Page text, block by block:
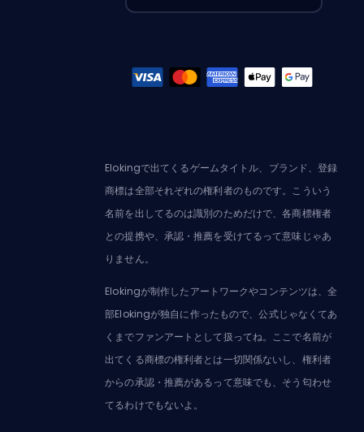
Elokingで出てくるゲームタイトル、ブランド、登録
商標は全部それぞれの権利者のものです。こういう
名前を出してるのは識別のためだけで、各商標権者
との提携や、承認・推薦を受けてるって意味じゃあ
りません。
Elokingが制作したアートワークやコンテンツは、全
部Elokingが独自に作ったもので、公式じゃなくてあ
くまでファンアートとして扱ってね。ここで名前が
出てくる商標の権利者とは一切関係ないし、権利者
からの承認・推薦があるって意味でも、そう匂わせ
てるわけでもないよ。